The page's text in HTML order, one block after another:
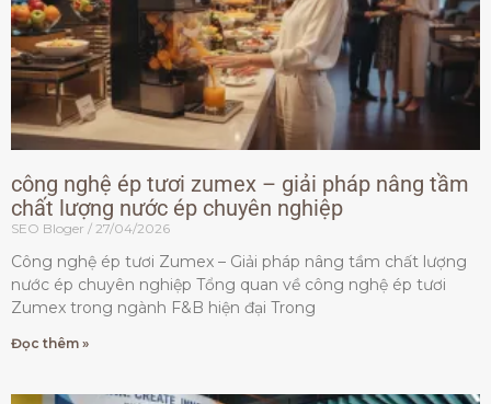
công nghệ ép tươi zumex – giải pháp nâng tầm
chất lượng nước ép chuyên nghiệp
SEO Bloger 27/04/2026
Công nghệ ép tươi Zumex – Giải pháp nâng tầm chất lượng
nước ép chuyên nghiệp Tổng quan về công nghệ ép tươi
Zumex trong ngành F&B hiện đại Trong
Đọc thêm »